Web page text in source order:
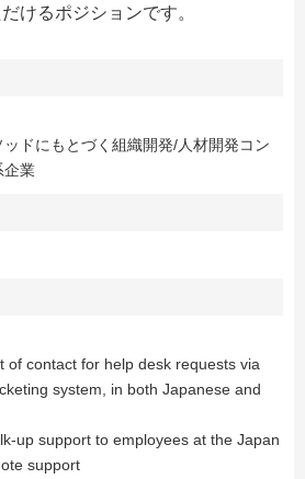
けるポジションです。
ドにもとづく組織開発/人材開発コン
企業
of contact for help desk requests via
system, in both Japanese and
up support to employees at the Japan
support